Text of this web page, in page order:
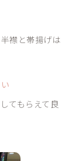
襟と帯揚げは
てもらえて良